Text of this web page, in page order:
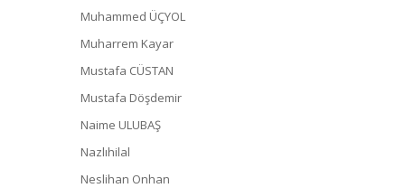
Muhammed ÜÇYOL
Muharrem Kayar
Mustafa CÜSTAN
Mustafa Döşdemir
Naime ULUBAŞ
Nazlıhilal
Neslihan Onhan